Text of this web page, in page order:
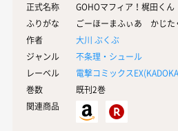
正式名称
GOHOマフィア！梶田くん
ふりがな
ごーほーまふぃあ かじた
作者
大川 ぶくぶ
ジャンル
不条理・シュール
レーベル
電撃コミックスEX(
巻数
既刊2巻
関連商品